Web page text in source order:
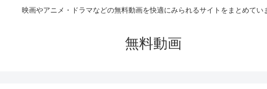
映画やアニメ・ドラマなどの無料動画を快適にみられるサイトをまとめてい
無料動画